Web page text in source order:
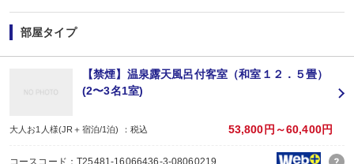
【料理自慢４つの特徴】
その１・料理は信州の旬の素材を中心に、料理長が目利きをして厳選！
その２・リピーターからも支持を頂いております。
その３・食前酒は自家製梅酒♪
その４・夕食、朝食共に個室のお食事処でゆっくりと召し上がれます♪
・夕食スタート時間は到着順にてご案内しております（時間指定はできませ
（子供は大人に準じた料理、幼児はランチプレートとなります。）
●ご朝食は和定食で個室食事処にご用意致します。朝食のスタート時間は7：30
部屋タイプ
【禁煙】温泉露天風呂付客室（和室１２．５畳）
(2〜3名1室)
大人お1人様(JR＋宿泊/1泊) ：税込 53,800円～60,400円
コースコード：T25481-16066436-3-08060219